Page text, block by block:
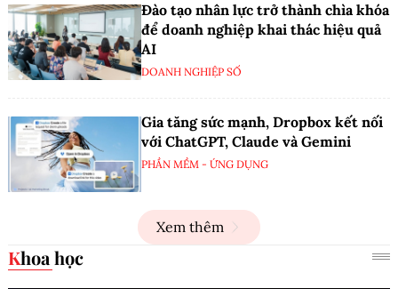
Đào tạo nhân lực trở thành chìa khóa
để doanh nghiệp khai thác hiệu quả
AI
DOANH NGHIỆP SỐ
Gia tăng sức mạnh, Dropbox kết nối
với ChatGPT, Claude và Gemini
PHẦN MỀM - ỨNG DỤNG
Xem thêm
Khoa học